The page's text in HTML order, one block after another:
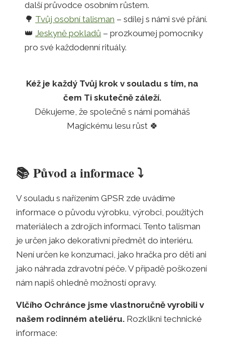
další průvodce osobním růstem.
🌳 Tvůj osobní talisman – sdílej s námi své přání.
👑Jeskyně pokladů – prozkoumej pomocníky
pro své každodenní rituály.
Kéž je každý Tvůj krok v souladu s tím, na
čem Ti skutečně záleží.
Děkujeme, že společně s námi pomáháš
Magickému lesu růst 🍀
📚Původ a informace ⤵️
V souladu s nařízením GPSR zde uvádíme
informace o původu výrobku, výrobci, použitých
materiálech a zdrojích informací. Tento talisman
je určen jako dekorativní předmět do interiéru.
Není určen ke konzumaci, jako hračka pro děti ani
jako náhrada zdravotní péče. V případě poškození
nám napiš ohledně možností opravy.
Vlčího Ochránce jsme vlastnoručně vyrobili v
našem rodinném ateliéru. Rozklikni technické
informace: